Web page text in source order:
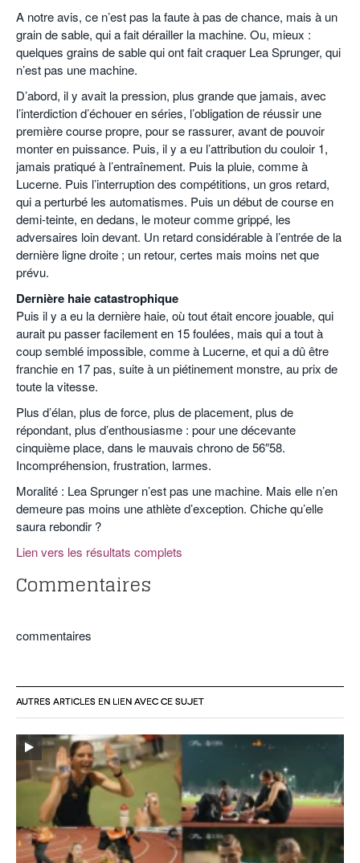
A notre avis, ce n’est pas la faute à pas de chance, mais à un
grain de sable, qui a fait dérailler la machine. Ou, mieux :
quelques grains de sable qui ont fait craquer Lea Sprunger, qui
n’est pas une machine.
D’abord, il y avait la pression, plus grande que jamais, avec
l’interdiction d’échouer en séries, l’obligation de réussir une
première course propre, pour se rassurer, avant de pouvoir
monter en puissance. Puis, il y a eu l’attribution du couloir 1,
jamais pratiqué à l’entraînement. Puis la pluie, comme à
Lucerne. Puis l’interruption des compétitions, un gros retard,
qui a perturbé les automatismes. Puis un début de course en
demi-teinte, en dedans, le moteur comme grippé, les
adversaires loin devant. Un retard considérable à l’entrée de la
dernière ligne droite ; un retour, certes mais moins net que
prévu.
Dernière haie catastrophique
Puis il y a eu la dernière haie, où tout était encore jouable, qui
aurait pu passer facilement en 15 foulées, mais qui a tout à
coup semblé impossible, comme à Lucerne, et qui a dû être
franchie en 17 pas, suite à un piétinement monstre, au prix de
toute la vitesse.
Plus d’élan, plus de force, plus de placement, plus de
répondant, plus d’enthousiasme : pour une décevante
cinquième place, dans le mauvais chrono de 56″58.
Incompréhension, frustration, larmes.
Moralité : Lea Sprunger n’est pas une machine. Mais elle n’en
demeure pas moins une athlète d’exception. Chiche qu’elle
saura rebondir ?
Lien vers les résultats complets
Commentaires
commentaires
AUTRES ARTICLES EN LIEN AVEC CE SUJET